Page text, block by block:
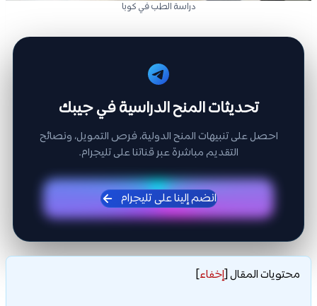
دراسة الطب في كوبا
تحديثات المنح الدراسية في جيبك
احصل على تنبيهات المنح الدولية، فرص التمويل، ونصائح
التقديم مباشرة عبر قناتنا على تليجرام.
انضم إلينا على تليجرام
محتويات المقال[إخفاء]